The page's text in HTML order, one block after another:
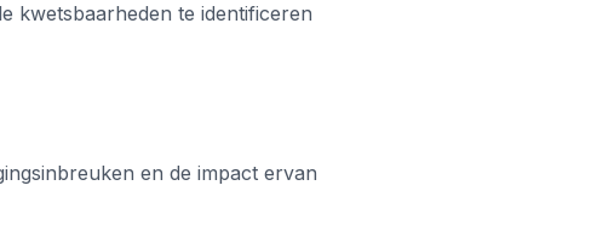
kwetsbaarheden te identificeren
en de impact ervan